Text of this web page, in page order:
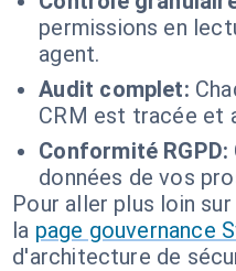
permissions en
agent.
Audit complet:
CRM est tracée et
Conformité RGPD:
données de vos
Pour aller plus loin
la page gouvernance
d'architecture de